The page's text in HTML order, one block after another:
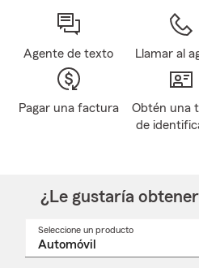
Agente de texto Llamar al
Pagar una factura
Obtén una
de
¿Le gustaría
Seleccione un producto